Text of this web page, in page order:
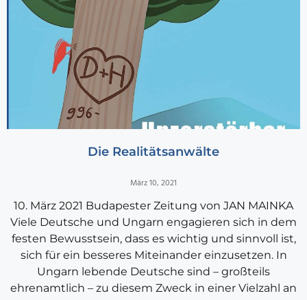
Die Realitätsanwälte
März 10, 2021
10. März 2021 Budapester Zeitung von JAN MAINKA
Viele Deutsche und Ungarn engagieren sich in dem
festen Bewusstsein, dass es wichtig und sinnvoll ist,
sich für ein besseres Miteinander einzusetzen. In
Ungarn lebende Deutsche sind – großteils
ehrenamtlich – zu diesem Zweck in einer Vielzahl an